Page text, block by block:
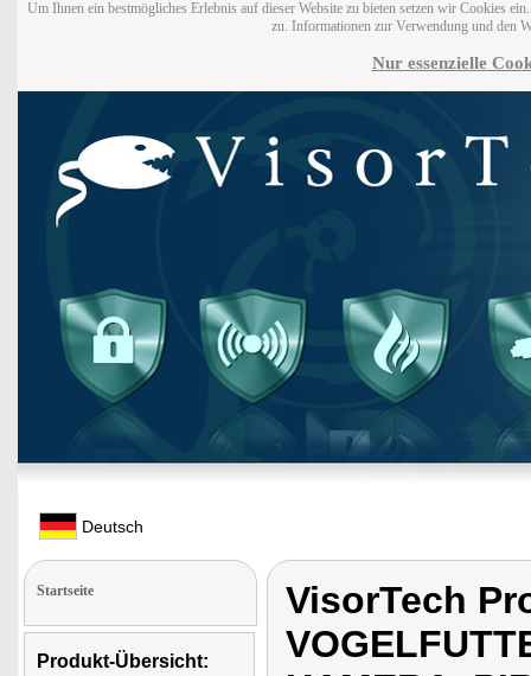
Um Ihnen ein bestmögliches Erlebnis auf dieser Website zu bieten setzen wir Cookies
zu. Informationen zur Verwendung und den
Nur essenzielle
Deutsch
Startseite
Produkt-Übersicht:
VisorTech